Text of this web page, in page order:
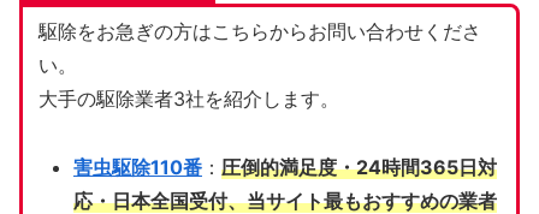
駆除をお急ぎの方はこちらからお問い合わせくださ
い。
大手の駆除業者3社を紹介します。
害虫駆除110番： 圧倒的満足度・24時間365日対
応・日本全国受付、当サイト最もおすすめの業者